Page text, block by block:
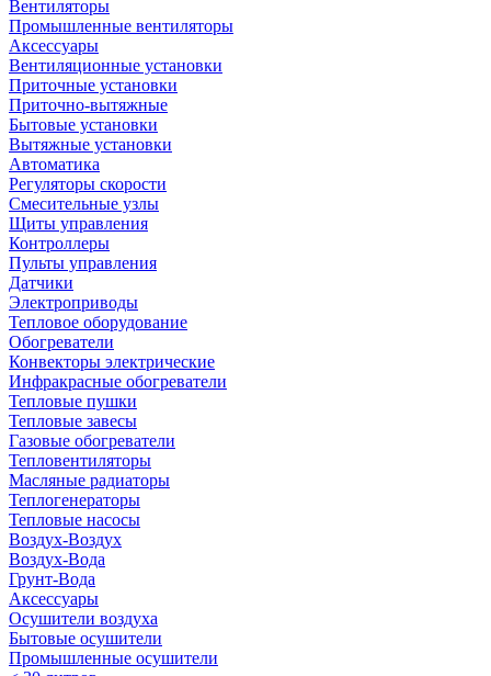
Вентиляторы
Промышленные вентиляторы
Аксессуары
Вентиляционные установки
Приточные установки
Приточно-вытяжные
Бытовые установки
Вытяжные установки
Автоматика
Регуляторы скорости
Смесительные узлы
Щиты управления
Контроллеры
Пульты управления
Датчики
Электроприводы
Тепловое оборудование
Обогреватели
Конвекторы электрические
Инфракрасные обогреватели
Тепловые пушки
Тепловые завесы
Газовые обогреватели
Тепловентиляторы
Масляные радиаторы
Теплогенераторы
Тепловые насосы
Воздух-Воздух
Воздух-Вода
Грунт-Вода
Аксессуары
Осушители воздуха
Бытовые осушители
Промышленные осушители